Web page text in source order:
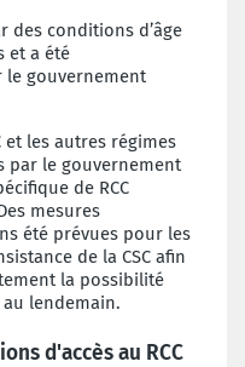
des conditions d’âge
et a été
gouvernement
et les autres régimes
par le gouvernement
de RCC
mesures
été prévues pour les
de la CSC afin
la possibilité
au lendemain.
d'accès au RCC